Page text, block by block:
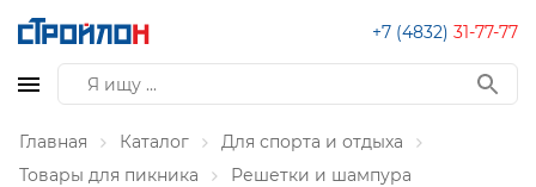
+7 (4832) 31-77-77
Главная Каталог
Для спорта и отдыха
Товары для пикника
Решетки и шампура